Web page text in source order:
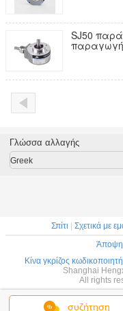
SJ50
παραγωγή
συζήτηση
Γλώσσα αλλαγής
Greek
Σπίτι Σχετικά με
Άποψη
Κίνα γκρίζος
Shanghai
All rights